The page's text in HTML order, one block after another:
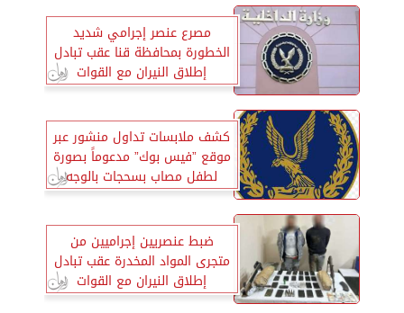
مصرع عنصر إجرامي شديد
الخطورة بمحافظة قنا عقب تبادل
إطلاق النيران مع القوات
كشف ملابسات تداول منشور عبر
موقع ”فيس بوك” مدعوماً بصورة
لطفل مصاب بسحجات بالوجه
بالغربية
ضبط عنصريين إجراميين من
متجرى المواد المخدرة عقب تبادل
إطلاق النيران مع القوات
بالدقهلية